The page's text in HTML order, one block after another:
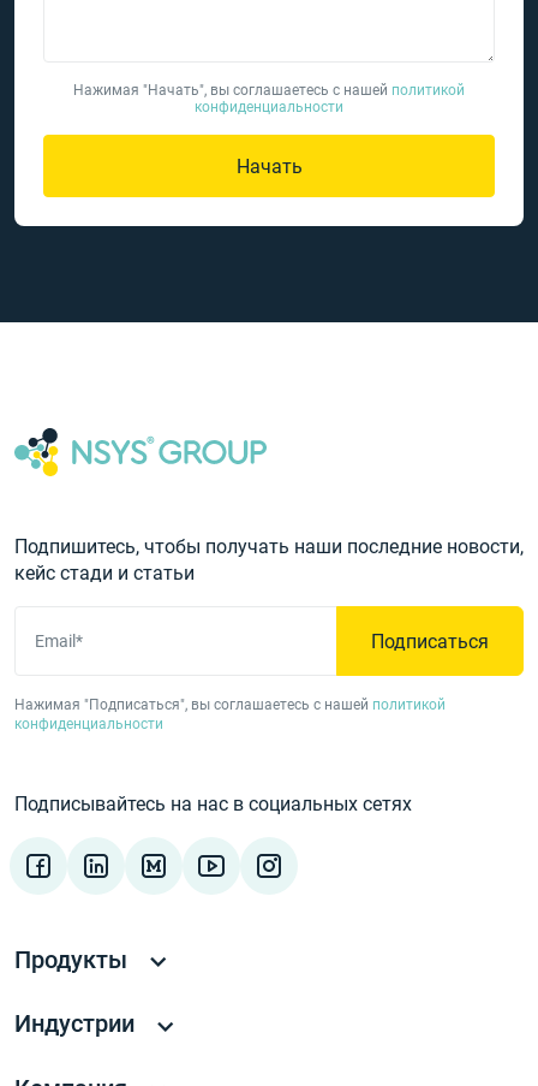
Нажимая "Начать", вы соглашаетесь с нашей политикой
конфиденциальности
Начать
Подпишитесь, чтобы получать наши последние новости,
кейс стади и статьи
Email* Подписаться
Нажимая "Подписаться", вы соглашаетесь с нашей политикой
конфиденциальности
Подписывайтесь на нас в социальных сетях
Продукты
Индустрии